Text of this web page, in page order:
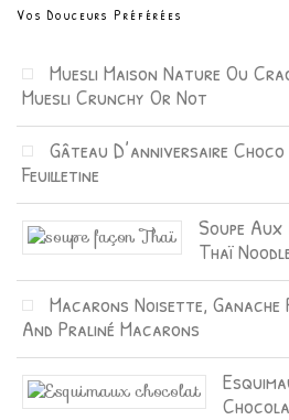
Vos Douceurs Préférées
Muesli Maison Nature Ou
Muesli Crunchy Or Not
Gâteau D’anniversaire
Feuilletine
Soupe
Thaï
Macarons Noisette,
And Praliné Macarons